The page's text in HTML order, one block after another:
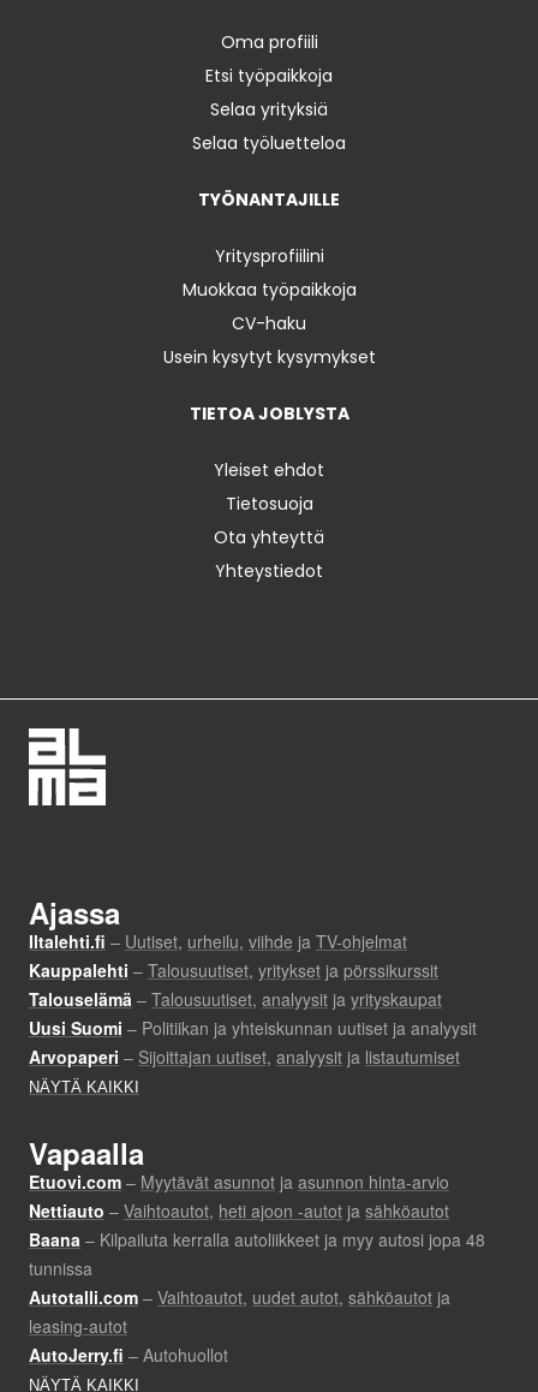
Oma profiili
Etsi työpaikkoja
Selaa yrityksiä
Selaa työluetteloa
TYÖNANTAJILLE
Yritysprofiilini
Muokkaa työpaikkoja
CV-haku
Usein kysytyt kysymykset
TIETOA JOBLYSTA
Yleiset ehdot
Tietosuoja
Ota yhteyttä
Yhteystiedot